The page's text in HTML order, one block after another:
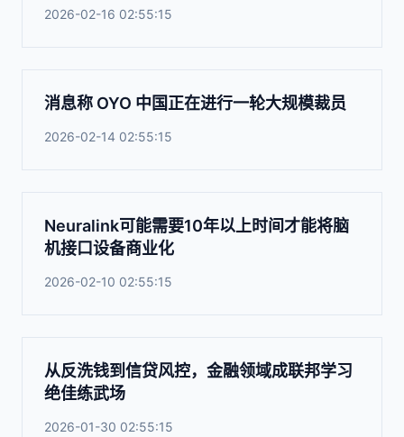
2026-02-16 02:55:15
消息称 OYO 中国正在进行一轮大规模裁员
2026-02-14 02:55:15
Neuralink可能需要10年以上时间才能将脑
机接口设备商业化
2026-02-10 02:55:15
从反洗钱到信贷风控，金融领域成联邦学习
绝佳练武场
2026-01-30 02:55:15